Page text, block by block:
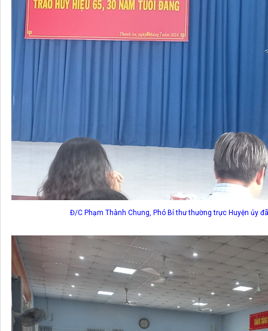
Đ/C Phạm Thành Chung, Phó Bí thư thường trực Huyện ủy